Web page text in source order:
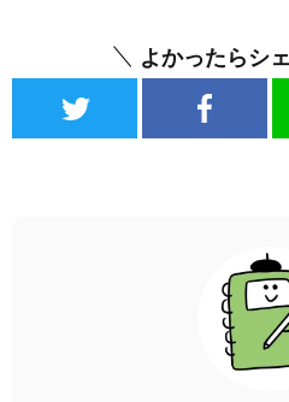
よかったらシ